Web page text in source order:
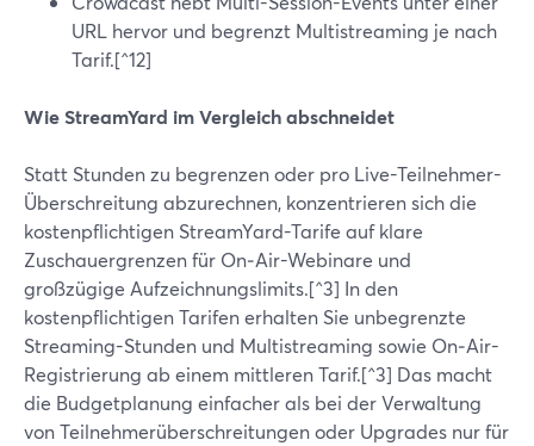
URL hervor und begrenzt Multistreaming je nach
Tarif.[^12]
Wie StreamYard im Vergleich abschneidet
Statt Stunden zu begrenzen oder pro Live-Teilnehmer-
Überschreitung abzurechnen, konzentrieren sich die
kostenpflichtigen StreamYard-Tarife auf klare
Zuschauergrenzen für On‑Air-Webinare und
großzügige Aufzeichnungslimits.[^3] In den
kostenpflichtigen Tarifen erhalten Sie unbegrenzte
Streaming-Stunden und Multistreaming sowie On‑Air-
Registrierung ab einem mittleren Tarif.[^3] Das macht
die Budgetplanung einfacher als bei der Verwaltung
von Teilnehmerüberschreitungen oder Upgrades nur für